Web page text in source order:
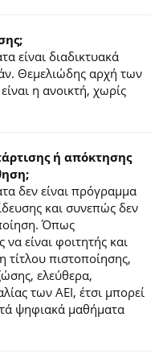
είναι διαδικτυακά
Θεμελιώδης αρχή των
η ανοικτή, χωρίς
ή απόκτησης
δεν είναι πρόγραμμα
και συνεπώς δεν
Όπως
είναι φοιτητής και
τίτλου πιστοποίησης,
ελεύθερα,
των ΑΕΙ, έτσι μπορεί
ψηφιακά μαθήματα